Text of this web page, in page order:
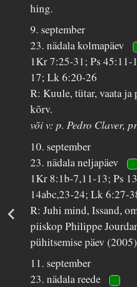
hing.
9. september
23. nädala kolmapäev
1Kr 7:25-31; Ps 45:11-
17; Lk 6:20-26
R: Kuule, tütar, vaata ja
kõrv.
või v: p. Pedro Claver,
10. september
23. nädala neljapäev
1Kr 8:1b-7,11-13; Ps
14abc,23-24; Lk 6:27-
R: Juhi mind, Issand,
piiskop Philippe
pühitsemise päev (2005)
11. september
23. nädala reede